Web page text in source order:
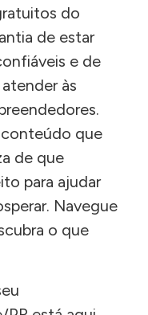
do
de estar
e de
às
que
de que
para ajudar
Navegue
o que